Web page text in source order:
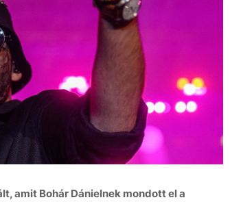
amit Bohár Dánielnek mondott el a